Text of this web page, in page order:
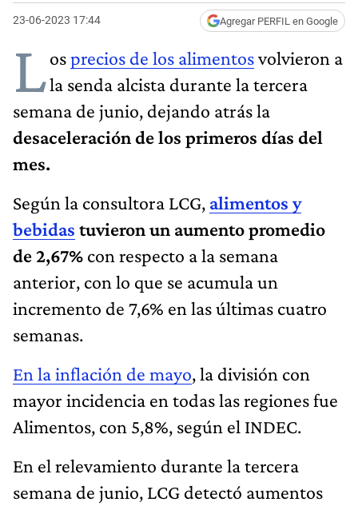
23-06-2023 17:44 Agregar PERFIL en Google
Losprecios de los alimentosvolvieron a
la senda alcista durante la tercera
semana de junio, dejando atrás la
desaceleración de los primeros días del
mes.
Según la consultora LCG, alimentos y
bebidas tuvieron un aumento promedio
de 2,67% con respecto a la semana
anterior, con lo que se acumula un
incremento de 7,6% en las últimas cuatro
semanas.
En la inflación de mayo, la división con
mayor incidencia en todas las regiones fue
Alimentos, con 5,8%, según el INDEC.
En el relevamiento durante la tercera
semana de junio, LCG detectó aumentos